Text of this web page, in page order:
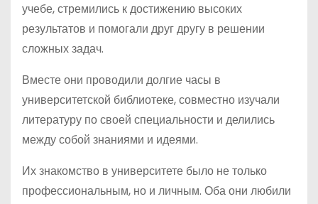
учебе, стремились к достижению высоких
результатов и помогали друг другу в решении
сложных задач.
Вместе они проводили долгие часы в
университетской библиотеке, совместно изучали
литературу по своей специальности и делились
между собой знаниями и идеями.
Их знакомство в университете было не только
профессиональным, но и личным. Оба они любили